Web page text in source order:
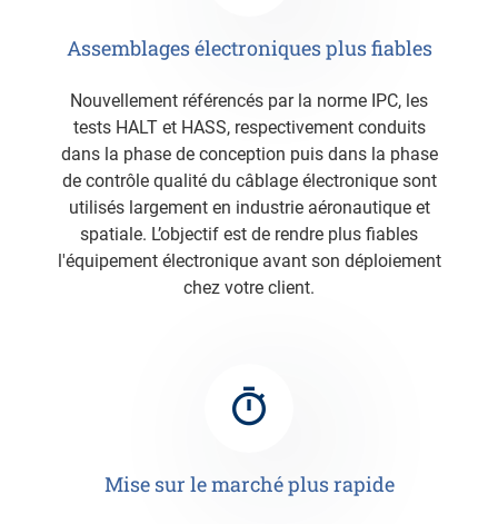
Assemblages électroniques plus fiables
Nouvellement référencés par la norme IPC, les
tests HALT et HASS, respectivement conduits
dans la phase de conception puis dans la phase
de contrôle qualité du câblage électronique sont
utilisés largement en industrie aéronautique et
spatiale. L’objectif est de rendre plus fiables
l'équipement électronique avant son déploiement
chez votre client.
Mise sur le marché plus rapide